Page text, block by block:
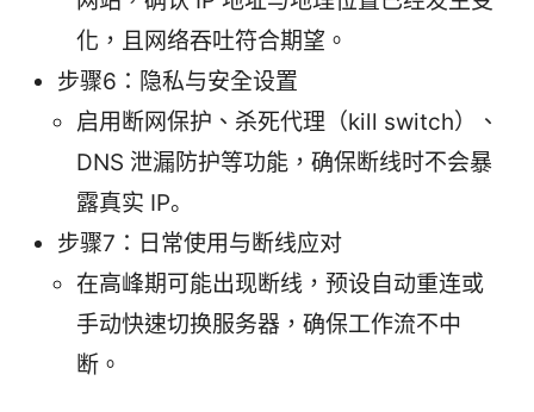
化，且网络吞吐符合期望。
步骤6：隐私与安全设置
启用断网保护、杀死代理（kill switch）、
DNS 泄漏防护等功能，确保断线时不会暴
露真实 IP。
步骤7：日常使用与断线应对
在高峰期可能出现断线，预设自动重连或
手动快速切换服务器，确保工作流不中
断。